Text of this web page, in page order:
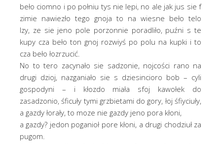
beło ciomno i po połniu tys nie lepi, no ale jak jus sie f
zimie nawiezło tego gnoja to na wiesne beło telo
lzy, ze sie jeno pole porzonnie poradliło, puźni s te
kupy cza beło ton gnoj rozwiyś po polu na kupki i to
cza beło łozrzucić.
No to tero zacynało sie sadzonie, nojcości rano na
drugi dzioj, nazganiało sie s dziesincioro bob – cyli
gospodyni – i kłozdo miała sfoj kawołek do
zasadzonio, śficuły tymi grzbietami do gory, łoj śfiyciuły,
a gazdy łorały, to moze nie gazdy jeno pora kłoni,
a gazdy? jedon poganioł pore kłoni, a drugi chodziuł za
pugom.